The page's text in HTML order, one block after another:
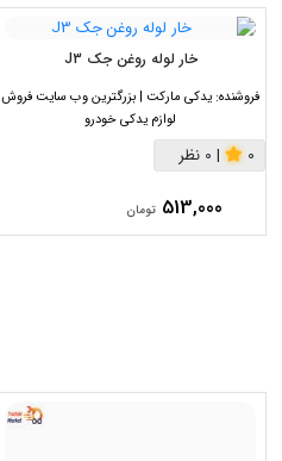
خار لوله روغن جک J3
فروشنده: یدکی مارکت | بزرگترین وب سایت فروش
لوازم یدکی خودرو
0
| 0 نظر
513,000 تومان